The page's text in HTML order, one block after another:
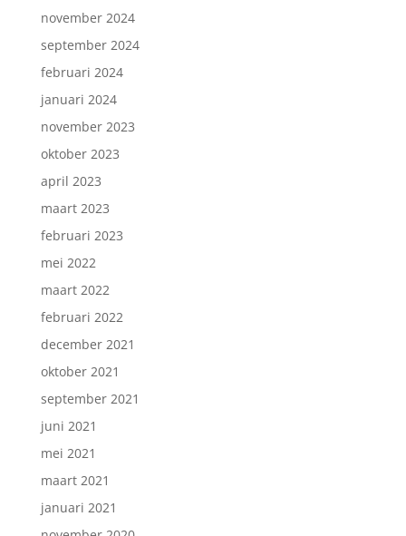
november 2024
september 2024
februari 2024
januari 2024
november 2023
oktober 2023
april 2023
maart 2023
februari 2023
mei 2022
maart 2022
februari 2022
december 2021
oktober 2021
september 2021
juni 2021
mei 2021
maart 2021
januari 2021